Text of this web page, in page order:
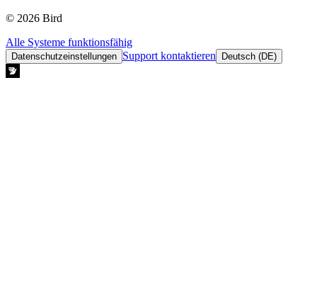
© 2026 Bird
Alle Systeme funktionsfähig
Datenschutzeinstellungen Support kontaktieren Deutsch (DE)